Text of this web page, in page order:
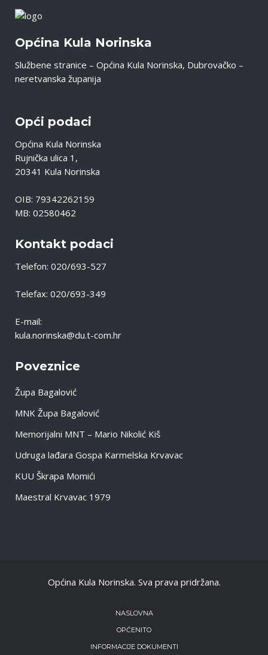
Općina Kula Norinska
Službene stranice – Općina Kula Norinska, Dubrovačko –
neretvanska županija
Opći podaci
Općina Kula Norinska
Rujnička ulica 1,
20341 Kula Norinska
OIB: 79342262159
MB: 02580462
Kontakt podaci
Telefon: 020/693-527
Telefax: 020/693-349
E-mail:
kula.norinska@du.t-com.hr
Poveznice
Župa Bagalović
MNK Župa Bagalović
Memorijalni MNT – Mario Nikolić Kiš
Udruga lađara Gospa Karmelska Krvavac
KUU Škrapa Momići
Maestral Krvavac 1979
Općina Kula Norinska. Sva prava pridržana.
NASLOVNA
OPĆENITO
INFORMACIJE DOKUMENTI